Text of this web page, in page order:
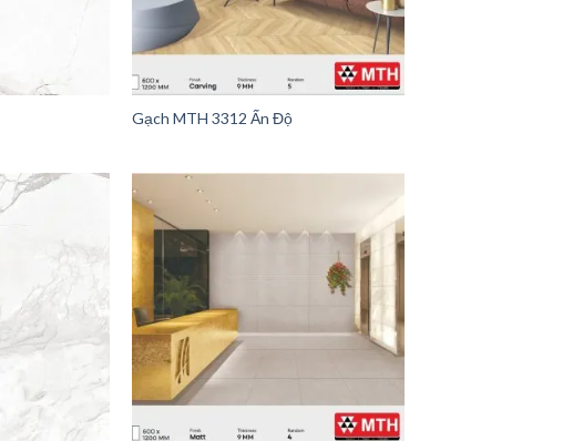
Gạch MTH 3312 Ấn Độ